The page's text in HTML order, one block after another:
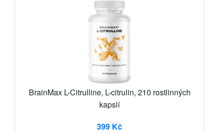
BrainMax L-Citrulline, L-citrulin, 210 rostlinných
kapslí
399 Kč